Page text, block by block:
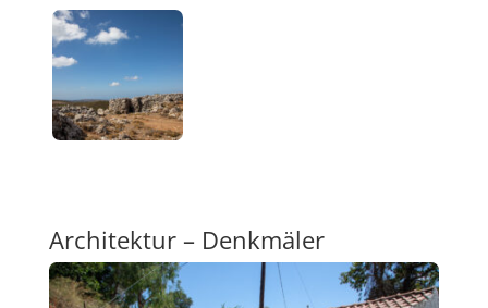
Architektur – Denkmäler